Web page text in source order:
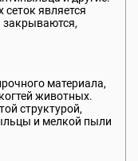
является
закрываются,
материала,
животных.
структурой,
и мелкой пыли